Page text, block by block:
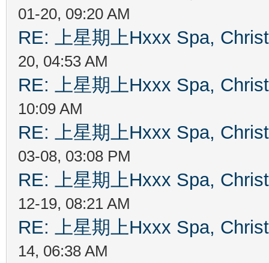
01-20, 09:20 AM
RE: 上星期上Hxxx Spa,
20, 04:53 AM
RE: 上星期上Hxxx Spa,
10:09 AM
RE: 上星期上Hxxx Spa,
03-08, 03:08 PM
RE: 上星期上Hxxx Spa,
12-19, 08:21 AM
RE: 上星期上Hxxx Spa,
14, 06:38 AM